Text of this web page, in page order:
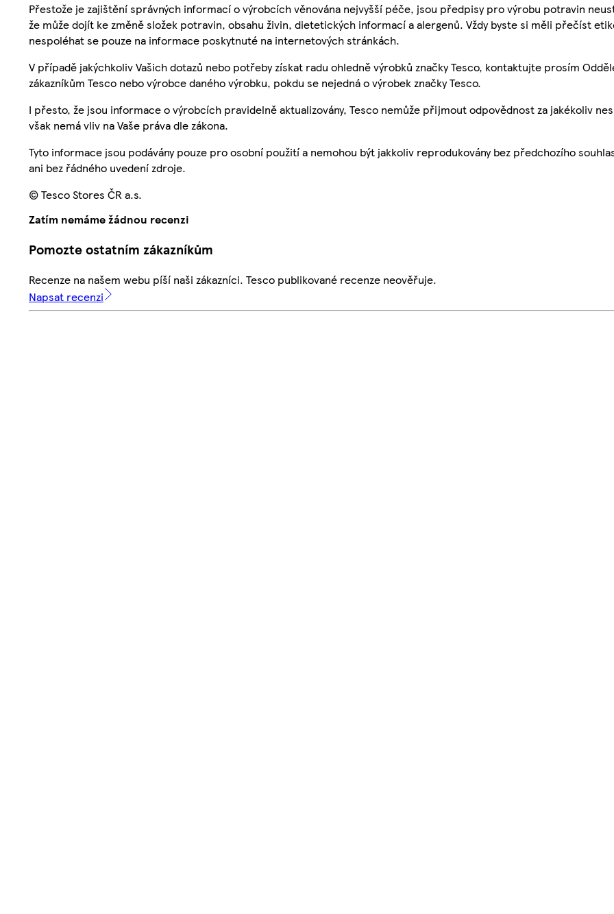
Přestože je zajištění správných informací o výrobcích věnována nejvyšší péče, jsou předpisy pro výrobu potravin
že může dojít ke změně složek potravin, obsahu živin, dietetických informací a alergenů. Vždy byste si měli přečíst
nespoléhat se pouze na informace poskytnuté na internetových stránkách.
V případě jakýchkoliv Vašich dotazů nebo potřeby získat radu ohledně výrobků značky Tesco, kontaktujte prosím
zákazníkům Tesco nebo výrobce daného výrobku, pokdu se nejedná o výrobek značky Tesco.
I přesto, že jsou informace o výrobcích pravidelně aktualizovány, Tesco nemůže přijmout odpovědnost za jakékoliv
však nemá vliv na Vaše práva dle zákona.
Tyto informace jsou podávány pouze pro osobní použití a nemohou být jakkoliv reprodukovány bez předchozího
ani bez řádného uvedení zdroje.
© Tesco Stores ČR a.s.
Zatím nemáme žádnou recenzi
Pomozte ostatním zákazníkům
Recenze na našem webu píší naši zákazníci. Tesco publikované recenze neověřuje.
Napsat recenzi